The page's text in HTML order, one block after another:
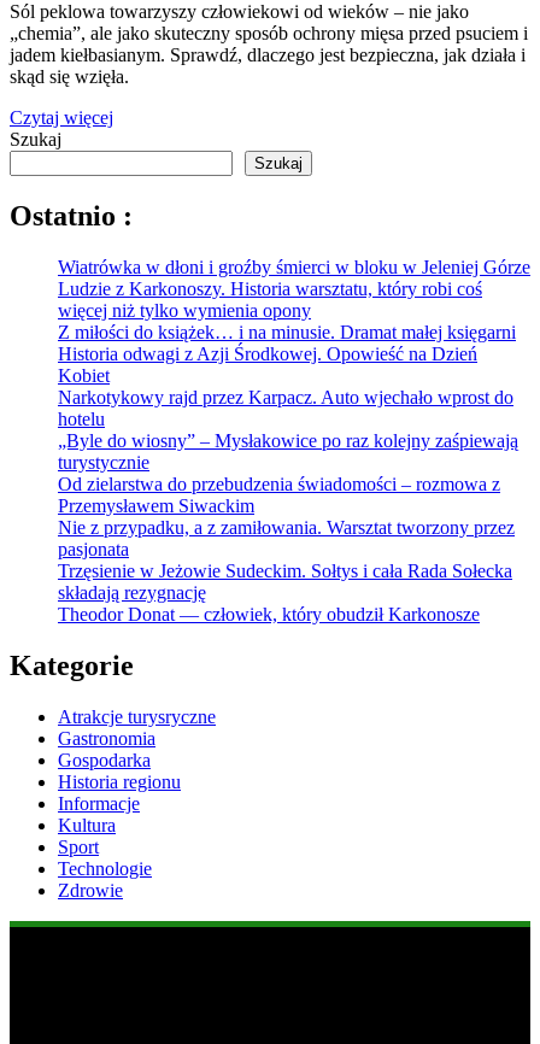
Sól peklowa towarzyszy człowiekowi od wieków – nie jako
„chemia”, ale jako skuteczny sposób ochrony mięsa przed psuciem i
jadem kiełbasianym. Sprawdź, dlaczego jest bezpieczna, jak działa i
skąd się wzięła.
Czytaj więcej
Szukaj
Szukaj
Ostatnio :
Wiatrówka w dłoni i groźby śmierci w bloku w Jeleniej Górze
Ludzie z Karkonoszy. Historia warsztatu, który robi coś
więcej niż tylko wymienia opony
Z miłości do książek… i na minusie. Dramat małej księgarni
Historia odwagi z Azji Środkowej. Opowieść na Dzień
Kobiet
Narkotykowy rajd przez Karpacz. Auto wjechało wprost do
hotelu
„Byle do wiosny” – Mysłakowice po raz kolejny zaśpiewają
turystycznie
Od zielarstwa do przebudzenia świadomości – rozmowa z
Przemysławem Siwackim
Nie z przypadku, a z zamiłowania. Warsztat tworzony przez
pasjonata
Trzęsienie w Jeżowie Sudeckim. Sołtys i cała Rada Sołecka
składają rezygnację
Theodor Donat — człowiek, który obudził Karkonosze
Kategorie
Atrakcje turysryczne
Gastronomia
Gospodarka
Historia regionu
Informacje
Kultura
Sport
Technologie
Zdrowie